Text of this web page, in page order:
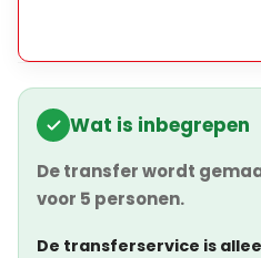
Wat is inbegrepen
De transfer wordt
voor 5 personen.
De transferservice is